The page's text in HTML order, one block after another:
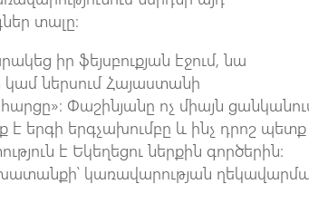
տալը։
իր ֆեյսբուքյան էջում, նա
կամ ներսում Հայաստանի
Փաշինյանը ոչ միայն
է երգի երգչախումբը և ինչ դրոշ պետք
է Եկեղեցու ներքին գործերին։
կառավարության